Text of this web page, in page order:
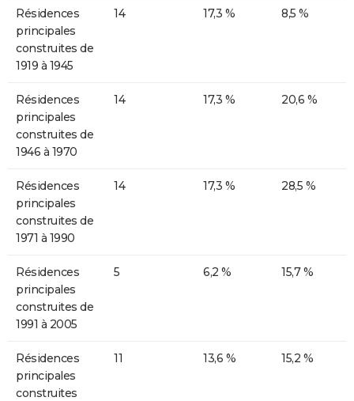
Résidences
principales
construites de
1919 à 1945
14 17,3 % 8,5 %
Résidences
principales
construites de
1946 à 1970
14 17,3 % 20,6 %
Résidences
principales
construites de
1971 à 1990
14 17,3 % 28,5 %
Résidences
principales
construites de
1991 à 2005
5 6,2 % 15,7 %
Résidences
principales
construites
11 13,6 % 15,2 %